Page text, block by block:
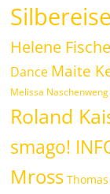
Helene
Dance Maite
Melissa Naschenweng
Roland
smago!
Mross